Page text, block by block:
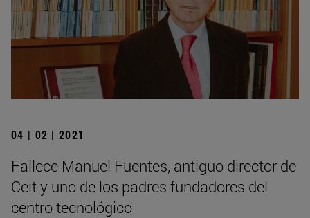
04 | 02 | 2021
Fallece Manuel Fuentes, antiguo director de
Ceit y uno de los padres fundadores del
centro tecnológico